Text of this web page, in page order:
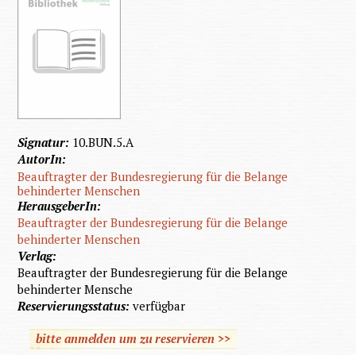
Signatur: 10.BUN.5.A
AutorIn:
Beauftragter der Bundesregierung für die Belange
behinderter Menschen
HerausgeberIn:
Beauftragter der Bundesregierung für die Belange
behinderter Menschen
Verlag:
Beauftragter der Bundesregierung für die Belange
behinderter Mensche
Reservierungsstatus:verfügbar
bitte anmelden um zu reservieren >>